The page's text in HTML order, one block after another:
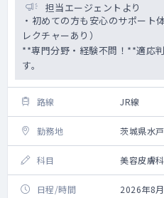
担当エージェントより
・初めての方も安心のサポート
レクチャーあり）
**専門分野・経験不問！**適応
す。
路線 JR線
勤務地 茨城県水
科目 美容皮膚科
日程/時間 2026年8